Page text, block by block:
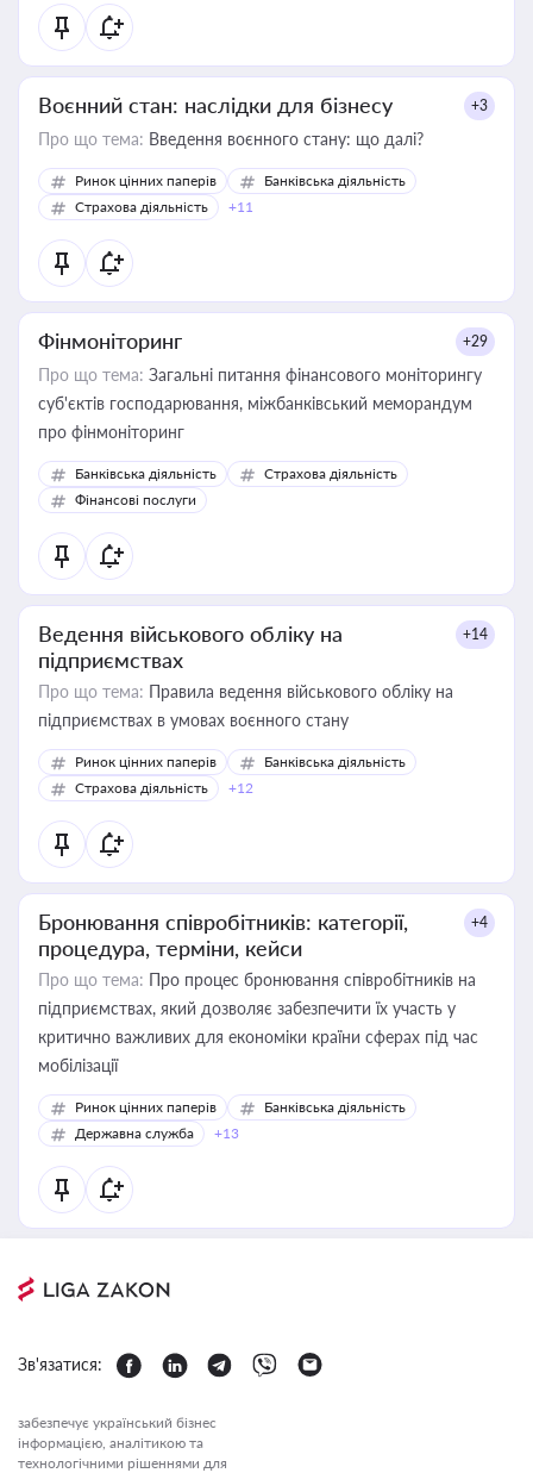
Воєнний стан: наслідки для бізнесу +3
Про що тема: Введення воєнного стану: що далі?
Ринок цінних паперів
Банківська діяльність
Страхова діяльність
+11
Фінмоніторинг +29
Про що тема: Загальні питання фінансового моніторингу
суб'єктів господарювання, міжбанківський меморандум
про фінмоніторинг
Банківська діяльність
Страхова діяльність
Фінансові послуги
Ведення військового обліку на
підприємствах
+14
Про що тема: Правила ведення військового обліку на
підприємствах в умовах воєнного стану
Ринок цінних паперів
Банківська діяльність
Страхова діяльність
+12
Бронювання співробітників: категорії,
процедура, терміни, кейси
+4
Про що тема: Про процес бронювання співробітників на
підприємствах, який дозволяє забезпечити їх участь у
критично важливих для економіки країни сферах під час
мобілізації
Ринок цінних паперів
Банківська діяльність
Державна служба
+13
Зв'язатися:
забезпечує український бізнес
інформацією, аналітикою та
технологічними рішеннями для